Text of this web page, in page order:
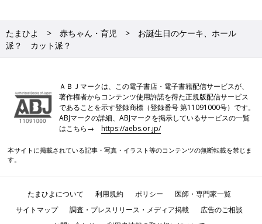
たまひよ 赤ちゃん・育児
お誕生日のケーキ、ホール
派？ カット派？
ＡＢＪマークは、この電子書店・電子書籍配信サービスが、
著作権者からコンテンツ使用許諾を得た正規版配信サービス
であることを示す登録商標（登録番号 第11091000号）です。
ABJマークの詳細、ABJマークを掲示しているサービスの一覧
はこちら→https://aebs.or.jp/
本サイトに掲載されている記事・写真・イラスト等のコンテンツの無断転載を禁じま
す。
たまひよについて 利用規約 ポリシー
医師・専門家一覧
サイトマップ
調査・プレスリリース・メディア掲載
広告のご相談